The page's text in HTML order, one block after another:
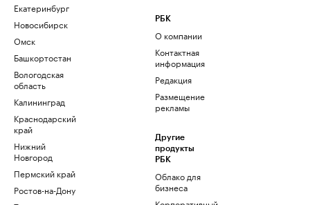
Екатеринбург
Новосибирск
Омск
Башкортостан
Вологодская
область
Калининград
Краснодарский
край
Нижний
Новгород
Пермский край
Ростов-на-Дону
РБК
О компании
Контактная
информация
Редакция
Размещение
рекламы
Другие
продукты
РБК
Облако для
бизнеса